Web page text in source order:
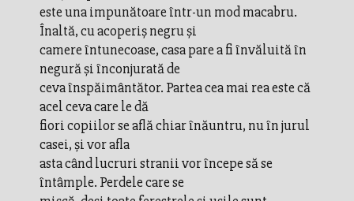
este una impunătoare într-un mod macabru.
Înaltă, cu acoperiș negru și
camere întunecoase, casa pare a fi învăluită în
negură și înconjurată de
ceva înspăimântător. Partea cea mai rea este că
acel ceva care le dă
fiori copiilor se află chiar înăuntru, nu în jurul
casei, și vor afla
asta când lucruri stranii vor începe să se
întâmple. Perdele care se